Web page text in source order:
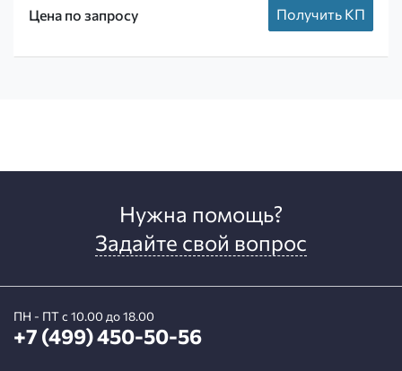
Цена по запросу Получить КП
Нужна помощь?
Задайте свой вопрос
ПН - ПТ с 10.00 до 18.00
+7 (499) 450-50-56